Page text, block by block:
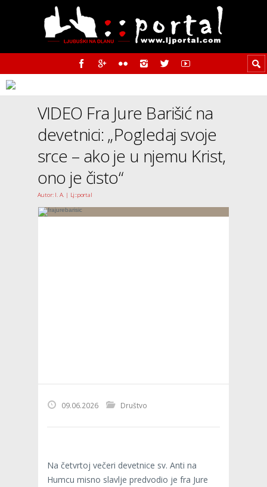
VIDEO Fra Jure Barišić na
devetnici: „Pogledaj svoje
srce – ako je u njemu Krist,
ono je čisto“
Autor: I. A. | Lj::portal
09.06.2026 Društvo
Na četvrtoj večeri devetnice sv. Anti na
Humcu misno slavlje predvodio je fra Jure